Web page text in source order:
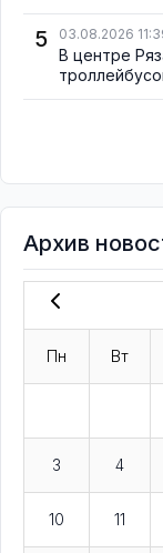
5 03.08.2026
В центре
Архив
Пн Вт
3 4
10 11